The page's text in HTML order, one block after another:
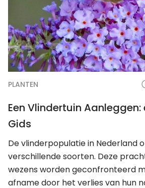
PLANTEN
Een Vlindertuin
Gids
De vlinderpopulatie in Nederland
verschillende soorten. Deze
wezens worden geconfronteerd
afname door het verlies van hun